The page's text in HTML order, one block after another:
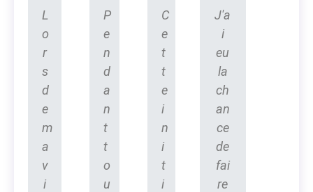
L
o
r
s
d
e
m
a
v
i
P
e
n
d
a
n
t
t
o
u
C
e
t
t
e
i
n
i
t
i
J'a
i
eu
la
ch
an
ce
de
fai
re